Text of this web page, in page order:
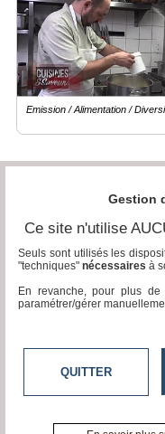
Emission / Alimentation /
tvlocale.fr
Contactez-nous
Gestion
Ce site n'utilise
Seuls sont utilisés les
"techniques" nécessaires à
En revanche, pour plus de
paramétrer/gérer
QUITTER